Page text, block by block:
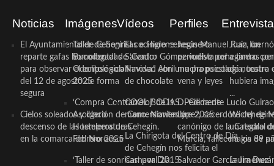
Noticias
El Ayuntamiento de Cehegín
reparte gafas homologadas
para observar el eclipse solar
del 12 de agosto de forma
segura
Cielos soleados y ligero
descenso de las temperaturas
en la comarca del Noroeste
Imágenes
Taller de Sonrisas e Higiene
Bucodental de ‘Centro
Odontológico Innova’. Abril
2025
‘Compra Contrarreloj’ de la
Asociación de Comerciantes y
Hosteleros de Cehegín.
Febrero 2025
‘Taller de sonrisas’ por Día
Vídeos
El cocinero ceheginero
Salvador Gómez vuelve por
Navidad con una propuesta
de chocolate
COOL BODAS. Pedida de
mano. Noviembre 2015
La Chirigota del Centro de Día
de Cehegín nos felicita el
Carnaval 2015
Perfiles
Jesús Manuel Ruiz, un
periodista ceheginero con
mucha psicología, teatro
vena y leyes
D. Clemente Lucio Guirao
López, sacerdote
canónigo de la Catedral
Murcia, fallece a los 89
Salvador García Jiménez
Juan
a tantas
de nuestra
hubiera
...
Wichy de
un regalo
magia de
Laura